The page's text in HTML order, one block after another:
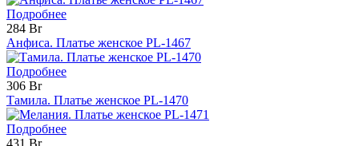
Подробнее
284 Br
Анфиса. Платье женское PL-1467
Подробнее
306 Br
Тамила. Платье женское PL-1470
Подробнее
431 Br